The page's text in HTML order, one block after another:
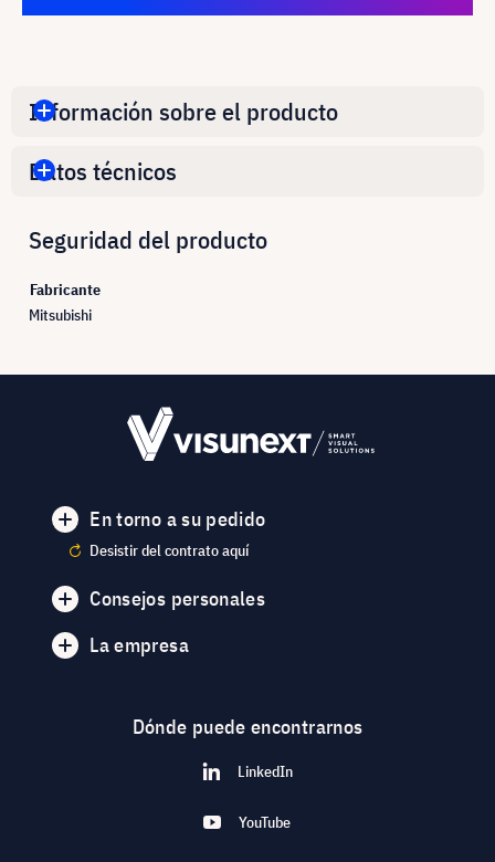
Información sobre el producto
Datos técnicos
Seguridad del producto
Fabricante
Mitsubishi
En torno a su pedido
Desistir del contrato aquí
Consejos personales
La empresa
Dónde puede encontrarnos
LinkedIn
YouTube